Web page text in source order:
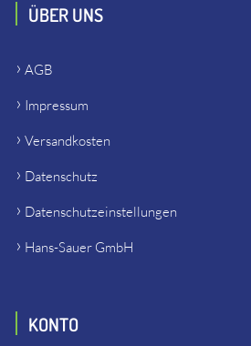
ÜBER UNS
AGB
Impressum
Versandkosten
Datenschutz
Datenschutzeinstellungen
Hans-Sauer GmbH
KONTO